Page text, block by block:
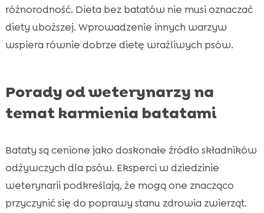
różnorodność. Dieta bez batatów nie musi oznaczać
diety uboższej. Wprowadzenie innych warzyw
wspiera równie dobrze dietę wrażliwych psów.
Porady od weterynarzy na
temat karmienia batatami
Bataty są cenione jako doskonałe źródło składników
odżywczych dla psów. Eksperci w dziedzinie
weterynarii podkreślają, że mogą one znacząco
przyczynić się do poprawy stanu zdrowia zwierząt.